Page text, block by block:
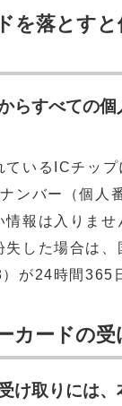
を落とす
らすべての
いるICチッ
ンバー（個人
報は入りませ
した場合は
）が24時間365
カードの
け取りには